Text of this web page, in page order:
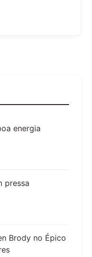
energia
pressa
Brody no Épico